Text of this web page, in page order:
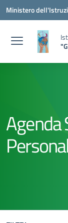
Vai ai contenuti
Vai al menu di
Vai al footer
Ministero
Agenda